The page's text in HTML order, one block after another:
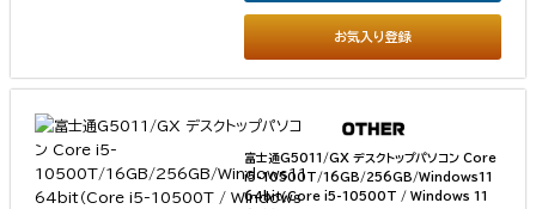
お気入り登録
富士通G5011/GX デスクトップパソコン Core
i5-10500T/16GB/256GB/Windows11
64bit（Core i5-10500T / Windows 11